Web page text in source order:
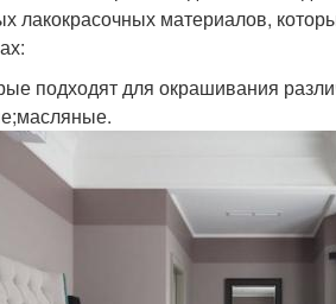
лакокрасочных материалов,
подходят для окрашивания